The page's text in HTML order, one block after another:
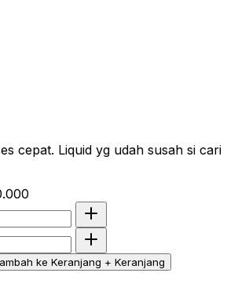
cepat. Liquid yg udah susah si cari
ke Keranjang + Keranjang